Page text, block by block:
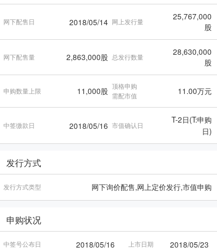
网下配售日 2018/05/14 网上发行量
25,767,000
股
网下配售量 2,863,000股 总发行数量
28,630,000
股
申购数量上限 11,000股 顶格申购
需配市值
11.00万元
中签缴款日 2018/05/16 市值确认日
T-2日(T:申购
日)
发行方式
发行方式类型 网下询价配售,网上定价发行,市值申购
申购状况
中签号公布日 2018/05/16 上市日期 2018/05/23